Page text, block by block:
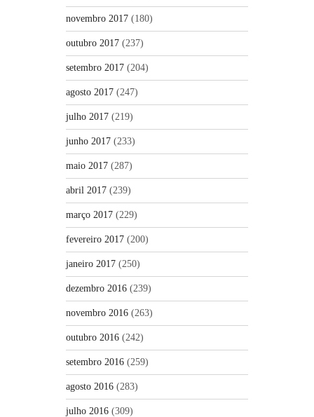
novembro 2017 (180)
outubro 2017 (237)
setembro 2017 (204)
agosto 2017 (247)
julho 2017 (219)
junho 2017 (233)
maio 2017 (287)
abril 2017 (239)
março 2017 (229)
fevereiro 2017 (200)
janeiro 2017 (250)
dezembro 2016 (239)
novembro 2016 (263)
outubro 2016 (242)
setembro 2016 (259)
agosto 2016 (283)
julho 2016 (309)